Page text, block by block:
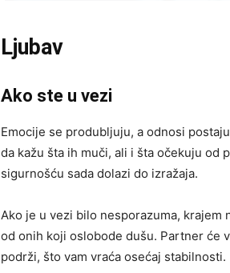
Ljubav
Ako ste u vezi
Emocije se produbljuju, a odnosi
da kažu šta ih muči, ali i šta očekuju od
sigurnošću sada dolazi do izražaja.
Ako je u vezi bilo nesporazuma,
od onih koji oslobode dušu. Partner će
podrži, što vam vraća osećaj stabilnosti.